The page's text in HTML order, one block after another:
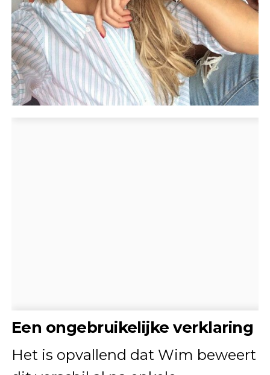
Een ongebruikelijke verklaring
Het is opvallend dat Wim beweert